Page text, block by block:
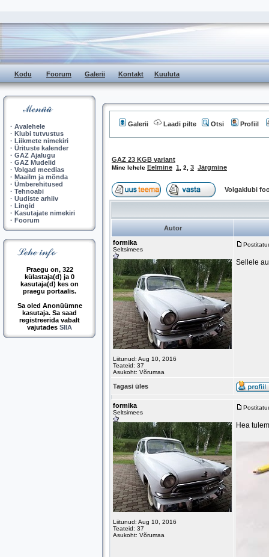
Kodu Foorum Galerii Kontakt Kuuluta
· Avalehele
· Klubi tutvustus
· Liikmete nimekiri
· Ürituste kalender
· GAZ Ajalugu
· GAZ Mudelid
· Volgad meedias
· Maailm ja mõnda
· Ümberehitused
· Tehnoabi
· Uudiste arhiiv
· Lingid
· Kasutajate nimekiri
· Foorum
Praegu on, 322
külastaja(d) ja 0
kasutaja(d) kes on
praegu portaalis.
Sa oled Anonüümne
kasutaja. Sa saad
registreerida vabalt
vajutades SIIA
Galerii Laadi pilte Otsi Profiil
GAZ 23 KGB variant
Mine lehele Eelmine 1 2 3 Järgmine
Volgaklubi
Autor
formika
Seltsimees
Liitunud: Aug 10, 2016
Teateid: 37
Asukoht: Võrumaa
Sellele
Tagasi üles
formika
Seltsimees
Liitunud: Aug 10, 2016
Teateid: 37
Asukoht: Võrumaa
Hea